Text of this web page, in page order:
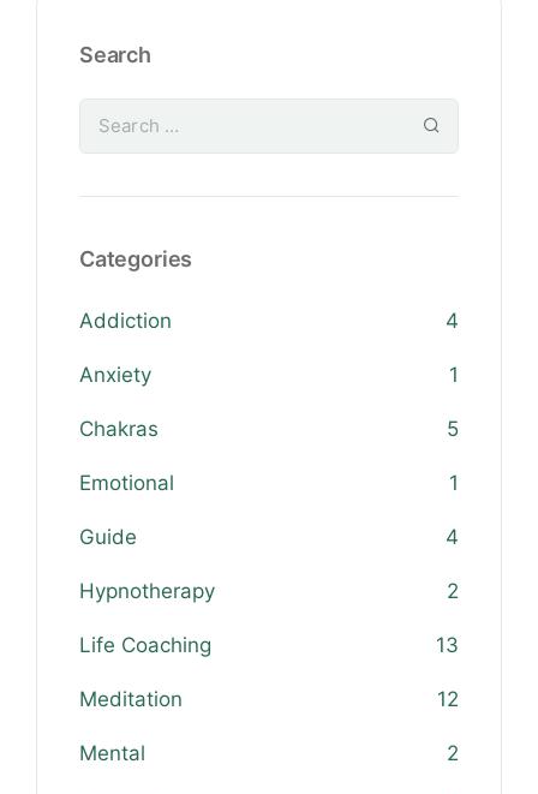
Search
Categories
Addiction 4
Anxiety 1
Chakras 5
Emotional 1
Guide 4
Hypnotherapy 2
Life Coaching 13
Meditation 12
Mental 2